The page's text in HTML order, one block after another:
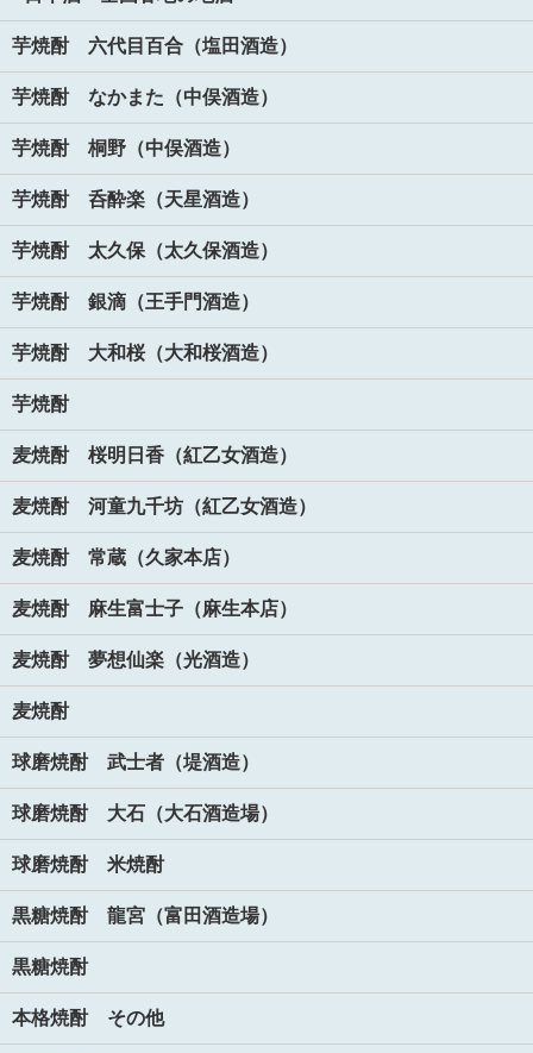
芋焼酎 六代目百合（塩田酒造）
芋焼酎 なかまた（中俣酒造）
芋焼酎 桐野（中俣酒造）
芋焼酎 呑酔楽（天星酒造）
芋焼酎 太久保（太久保酒造）
芋焼酎 銀滴（王手門酒造）
芋焼酎 大和桜（大和桜酒造）
芋焼酎
麦焼酎 桜明日香（紅乙女酒造）
麦焼酎 河童九千坊（紅乙女酒造）
麦焼酎 常蔵（久家本店）
麦焼酎 麻生富士子（麻生本店）
麦焼酎 夢想仙楽（光酒造）
麦焼酎
球磨焼酎 武士者（堤酒造）
球磨焼酎 大石（大石酒造場）
球磨焼酎 米焼酎
黒糖焼酎 龍宮（富田酒造場）
黒糖焼酎
本格焼酎 その他